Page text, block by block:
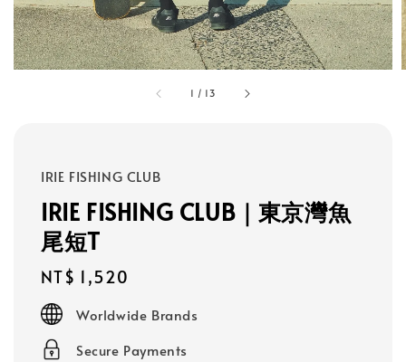
1 / 13
IRIE FISHING CLUB
IRIE FISHING CLUB｜東京灣魚
尾短T
Regular
price
NT$ 1,520
Worldwide Brands
Secure Payments